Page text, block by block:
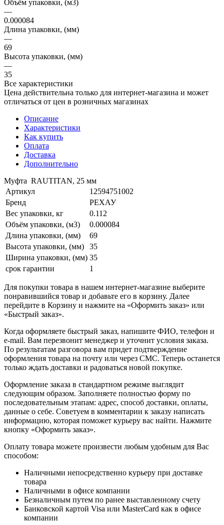
Объём упаковки, (м3)
—
0.000084
Длина упаковки, (мм)
—
69
Высота упаковки, (мм)
—
35
Все характеристики
Цена действительна только для интернет-магазина и может
отличаться от цен в розничных магазинах
Описание
Характеристики
Как купить
Оплата
Доставка
Дополнительно
Муфта RAUTITAN, 25 мм
Артикул
12594751002
Бренд
РЕХАУ
Вес упаковки, кг
0.112
Объём упаковки, (м3)
0.000084
Длина упаковки, (мм)
69
Высота упаковки, (мм)
35
Ширина упаковки, (мм) 35
срок гарантии
1
Для покупки товара в нашем интернет-магазине выберите
понравившийся товар и добавьте его в корзину. Далее
перейдите в Корзину и нажмите на «Оформить заказ» или
«Быстрый заказ».
Когда оформляете быстрый заказ, напишите ФИО, телефон и
e-mail. Вам перезвонит менеджер и уточнит условия заказа.
По результатам разговора вам придет подтверждение
оформления товара на почту или через СМС. Теперь останется
только ждать доставки и радоваться новой покупке.
Оформление заказа в стандартном режиме выглядит
следующим образом. Заполняете полностью форму по
последовательным этапам: адрес, способ доставки, оплаты,
данные о себе. Советуем в комментарии к заказу написать
информацию, которая поможет курьеру вас найти. Нажмите
кнопку «Оформить заказ».
Оплату товара можете произвести любым удобным для Вас
способом:
Наличными непосредственно курьеру при доставке
товара
Наличными в офисе компании
Безналичным путем по ранее выставленному счету
Банковской картой Visa или MasterCard как в офисе
компании